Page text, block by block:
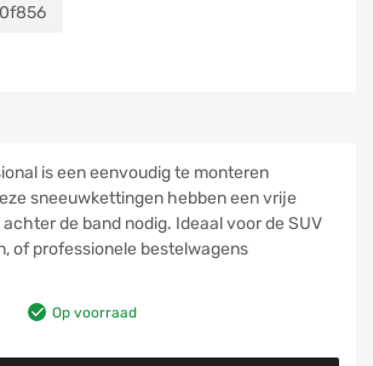
is een eenvoudig te monteren
sneeuwkettingen hebben een vrije
de band nodig. Ideaal voor de SUV
of professionele bestelwagens
Op voorraad